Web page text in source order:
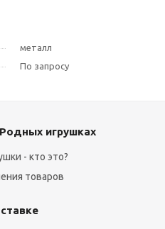
металл
По запросу
игрушках
- кто это?
товаров